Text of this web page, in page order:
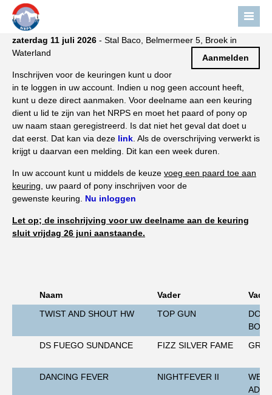
Home
Over NRPS
Bestuur NRPS
Lidmaatschap NRPS
Informatie
Lid worden
Statuten en reglementen
Algemeen
Veulenregistratie
Informatie overschrijven paspoort
zaterdag 11 juli 2026 - Stal Baco, Belmermeer 5, Broek in
Waterland
Aanmelden
Inschrijven voor de keuringen kunt u door
in te loggen in uw account. Indien u nog geen account heeft,
kunt u deze direct aanmaken. Voor deelname aan een keuring
dient u lid te zijn van het NRPS en moet het paard of pony op
uw naam staan geregistreerd. Is dat niet het geval dat doet u
dat eerst. Dat kan via deze link. Als de overschrijving verwerkt is
krijgt u daarvan een melding. Dit kan een week duren.
In uw account kunt u middels de keuze voeg een paard toe aan
keuring , uw paard of pony inschrijven voor de
gewenste keuring. Nu inloggen
Let op; de inschrijving voor uw deelname aan de keuring
sluit vrijdag 26 juni aanstaande.
Naam Vader
TWIST AND SHOUT HW
TOP GUN
DON
BOIS
DS FUEGO SUNDANCE
FIZZ SILVER FAME GR
DANCING FEVER NIGHTFEVER II